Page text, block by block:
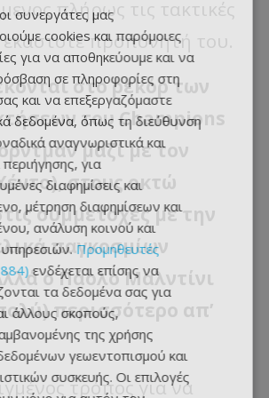
πλήρως τις τακτικές
εκάστοτε προπονητή του.
στο ρεκόρ των
του Champions
μαζί με τον
στους οκτώ
συμμετοχές με την
παγκοσμίων
ο Πάολο Μαλντίνι
περισσότερο απ’
τρόπος για να
συνεργάτες μας
cookies και παρόμοιες
για να αποθηκεύουμε και να
σε πληροφορίες στη
και να επεξεργαζόμαστε
δεδομένα, όπως τη διεύθυνση
αναγνωριστικά και
για
διαφημίσεις και
μέτρηση διαφημίσεων και
ανάλυση κοινού και
υπηρεσιών.Προμηθευτές
ενδέχεται επίσης να
τα δεδομένα σας για
άλλους σκοπούς,
της χρήσης
γεωεντοπισμού και
συσκευής. Οι επιλογές